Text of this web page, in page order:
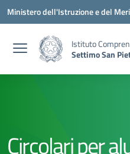
Vai ai contenuti
Vai al menu di navigazione
Vai al footer
Ministero dell'Istruzione e del
Istituto
Settimo San
Circolari per